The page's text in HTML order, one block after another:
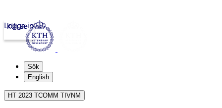
kth.se
Logga in
Sök
English
HT 2023 TCOMM TIVNM